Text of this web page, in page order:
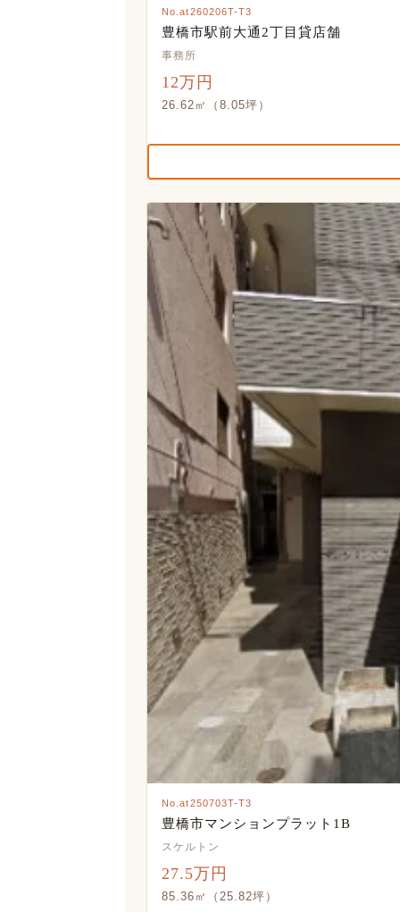
No.at260206T-T3
豊橋市駅前大通2丁目貸店舗
事務所
12万円
26.62㎡（8.05坪）
No.at250703T-T3
豊橋市マンションプラット1B
スケルトン
27.5万円
85.36㎡（25.82坪）